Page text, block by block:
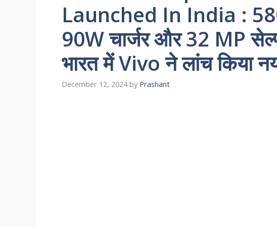
Launched In India :
90W चार्जर और 32 MP
भारत में Vivo ने लांच किया
December 12, 2024 by Prashant